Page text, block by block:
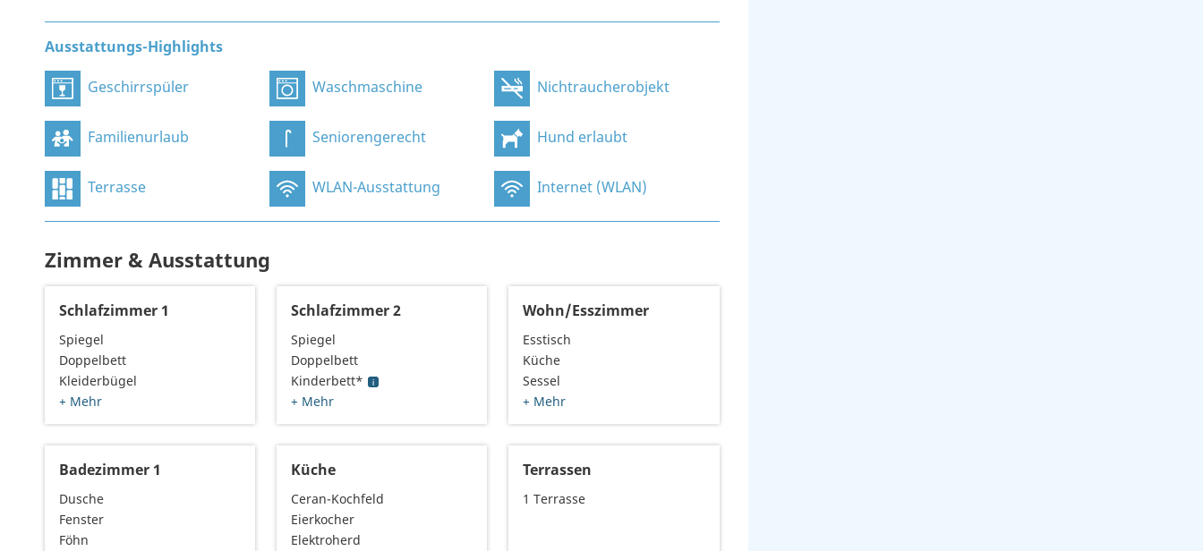
Ausstattungs-Highlights
Geschirrspüler Waschmaschine Nichtraucherobjekt
Familienurlaub Seniorengerecht Hund erlaubt
Terrasse WLAN-Ausstattung Internet (WLAN)
Zimmer & Ausstattung
Schlafzimmer 1
Spiegel
Doppelbett
Kleiderbügel
+ Mehr
Schlafzimmer 2
Spiegel
Doppelbett
Kinderbett*
+ Mehr
Wohn/Esszimmer
Esstisch
Küche
Sessel
+ Mehr
Badezimmer 1
Dusche
Fenster
Föhn
Küche
Ceran-Kochfeld
Eierkocher
Elektroherd
Terrassen
1 Terrasse